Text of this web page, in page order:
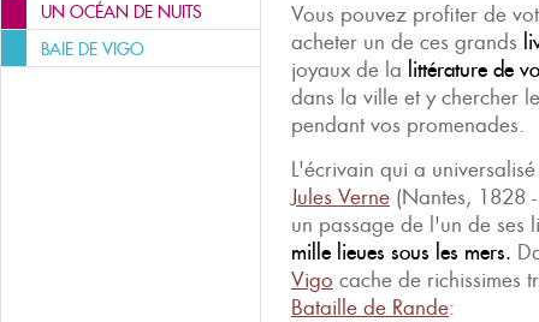
UN OCÉAN DE NUITS
BAIE DE VIGO
Vous pouvez profiter de
acheter un de ces grands
joyaux de la littérature de
dans la ville et y chercher
pendant vos promenades.
L'écrivain qui a
Jules Verne (Nantes, 1828
un passage de l'un de ses
mille lieues sous les mers.
Vigo cache de richissimes
Bataille de Rande: